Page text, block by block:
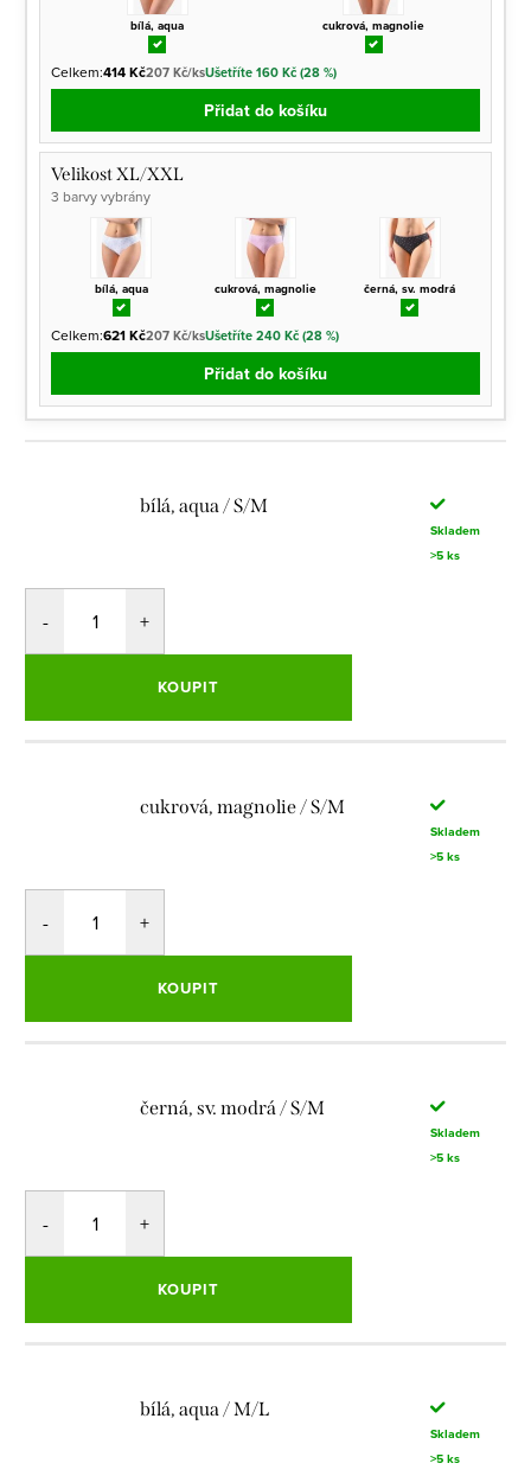
bílá, aqua cukrová, magnolie
Celkem:414 Kč207 Kč/ksUšetříte 160 Kč (28 %)
Přidat do košíku
Velikost XL/XXL
3 barvy vybrány
bílá, aqua cukrová, magnolie černá, sv. modrá
Celkem:621 Kč207 Kč/ksUšetříte 240 Kč (28 %)
Přidat do košíku
bílá, aqua / S/M
Skladem
>5 ks
KOUPIT
cukrová, magnolie / S/M
Skladem
>5 ks
KOUPIT
černá, sv. modrá / S/M
Skladem
>5 ks
KOUPIT
bílá, aqua / M/L
Skladem
>5 ks